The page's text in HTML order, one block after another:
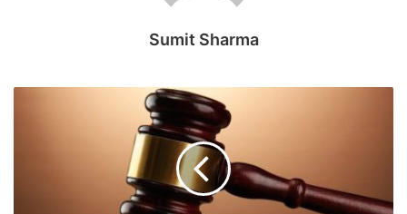
Sumit Sharma